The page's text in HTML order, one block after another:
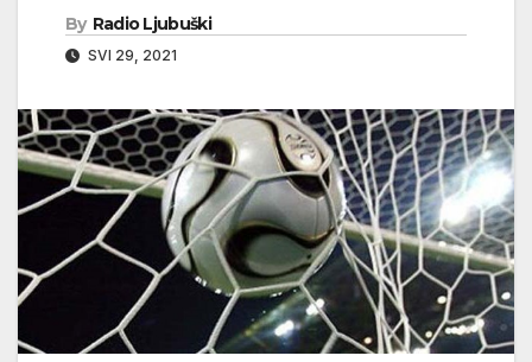
By Radio Ljubuški
SVI 29, 2021